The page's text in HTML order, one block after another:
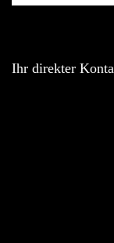
Ihr direkter